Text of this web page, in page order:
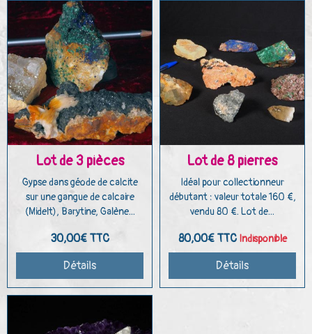
Lot de 3 pièces
Gypse dans géode de calcite
sur une gangue de calcaire
(Midelt), Barytine, Galène...
30,00€ TTC
Détails
Lot de 8 pierres
Idéal pour collectionneur
débutant : valeur totale 160 €,
vendu 80 €. Lot de...
80,00€ TTC Indisponible
Détails